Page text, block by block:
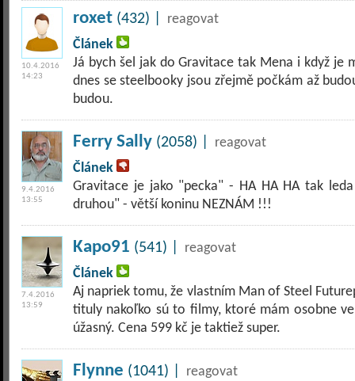
10.4.2016
14:23
roxet (432) |
reagovat
Článek
Já bych šel jak do Gravitace tak Mena i když je
dnes se steelbooky jsou zřejmě počkám až
budou.
9.4.2016
13:55
Ferry Sally (2058) |
reagovat
Článek
Gravitace je jako "pecka" - HA HA HA tak
druhou" - větší koninu NEZNÁM !!!
7.4.2016
13:59
Kapo91 (541) |
reagovat
Článek
Aj napriek tomu, že vlastním Man of Steel
tituly nakoľko sú to filmy, ktoré mám osobne
úžasný. Cena 599 kč je taktiež super.
Flynne (1041) |
reagovat